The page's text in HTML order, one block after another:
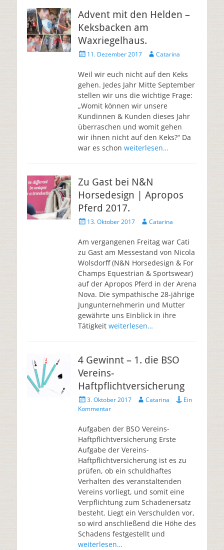
Advent mit den Helden –
Keksbacken am
Waxriegelhaus.
11. Dezember 2017 Catarina
Weil wir euch nicht auf den Keks
gehen. Jedes Jahr Mitte September
stellen wir uns die wichtige Frage:
„Womit können wir unsere
Kundinnen & Kunden dieses Jahr
überraschen und womit gehen
wir ihnen nicht auf den Keks?“ Da
war es schon weiterlesen…
Zu Gast bei N&N
Horsedesign | Apropos
Pferd 2017.
13. Oktober 2017 Catarina
Am vergangenen Freitag war Cati
zu Gast am Messestand von Nicola
Wolsdorff (N&N Horsedesign & For
Champs Equestrian & Sportswear)
auf der Apropos Pferd in der Arena
Nova. Die sympathische 28-jährige
Jungunternehmerin und Mutter
gewährte uns Einblick in ihre
Tätigkeit weiterlesen…
4 Gewinnt – 1. die BSO
Vereins-
Haftpflichtversicherung
3. Oktober 2017 Catarina
Ein
Kommentar
Aufgaben der BSO Vereins-
Haftpflichtversicherung Erste
Aufgabe der Vereins-
Haftpflichtversicherung ist es zu
prüfen, ob ein schuldhaftes
Verhalten des veranstaltenden
Vereins vorliegt, und somit eine
Verpflichtung zum Schadenersatz
besteht. Liegt ein Verschulden vor,
so wird anschließend die Höhe des
Schadens festgestellt und
weiterlesen…